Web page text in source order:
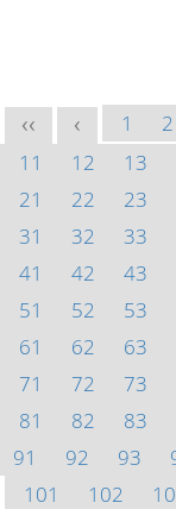
<< < 1 2
11
12 13
21
22 23
31
32 33
41
42 43
51
52 53
61
62 63
71
72 73
81
82 83
91
92 93
101
102